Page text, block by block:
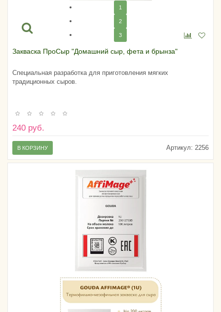
1
2
3
Закваска ПроСыр "Домашний сыр, фета и брынза"
Специальная разработка для приготовления мягких
традиционных сыров.
240 руб.
Артикул: 2256
В КОРЗИНУ